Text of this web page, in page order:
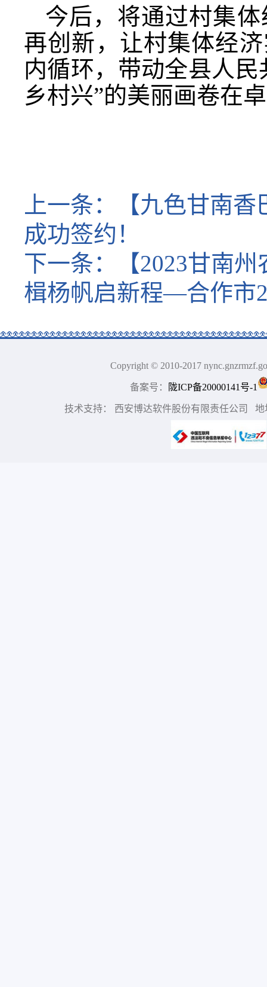
今后，将通过村集
再创新，让村集体经
内循环，带动全县人
乡村兴”的美丽画卷在
上一条：
【九色甘南
成功签约！
下一条：
【2023甘南
楫杨帆启新程—合作市
Copyright © 2010-2017
备案号： 陇ICP备20000141号-1
技术支持： 西安博达软件股份有限责任公司 地